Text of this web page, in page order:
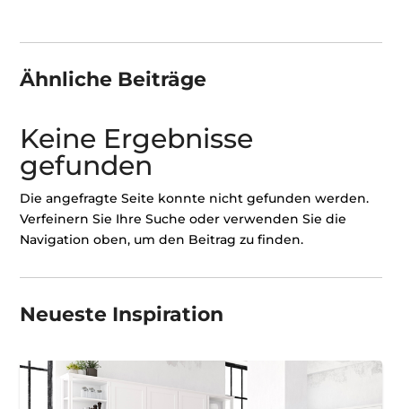
Ähnliche Beiträge
Keine Ergebnisse
gefunden
Die angefragte Seite konnte nicht gefunden werden.
Verfeinern Sie Ihre Suche oder verwenden Sie die
Navigation oben, um den Beitrag zu finden.
Neueste Inspiration